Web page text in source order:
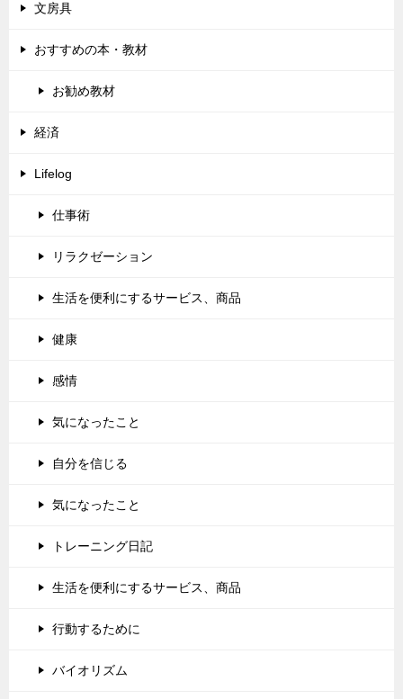
文房具
おすすめの本・教材
お勧め教材
経済
Lifelog
仕事術
リラクゼーション
生活を便利にするサービス、商品
健康
感情
気になったこと
自分を信じる
気になったこと
トレーニング日記
生活を便利にするサービス、商品
行動するために
バイオリズム